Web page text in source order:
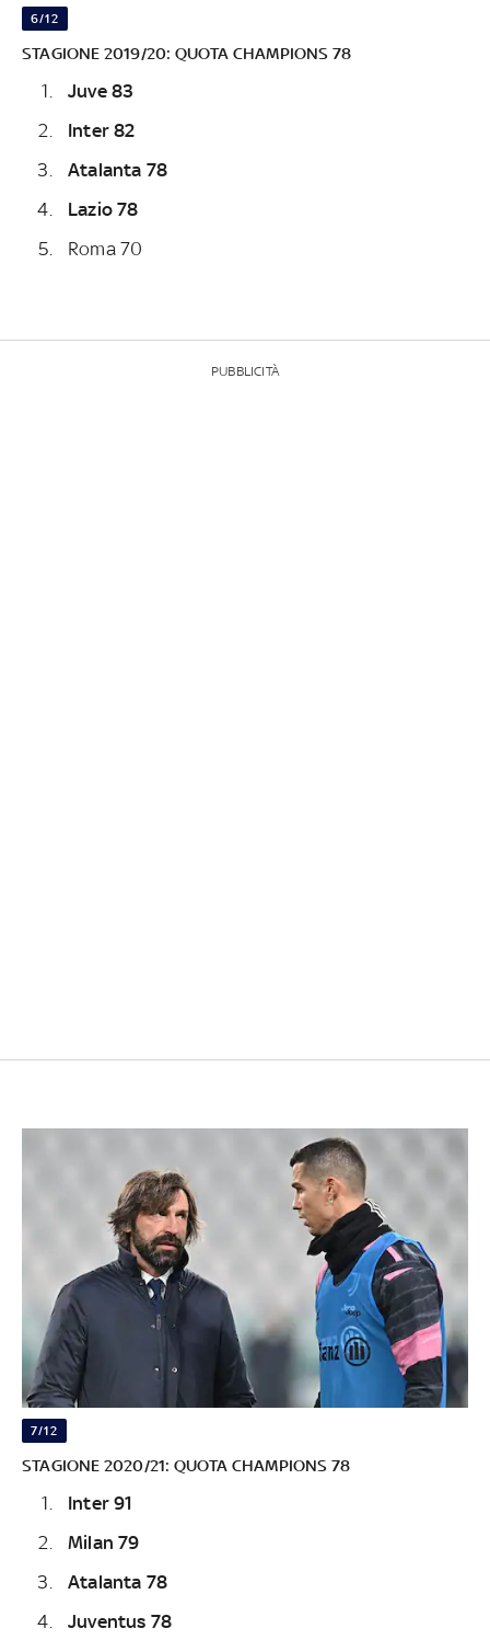
6/12
STAGIONE 2019/20: QUOTA CHAMPIONS 78
Juve 83
Inter 82
Atalanta 78
Lazio 78
Roma 70
PUBBLICITÀ
7/12
STAGIONE 2020/21: QUOTA CHAMPIONS 78
Inter 91
Milan 79
Atalanta 78
Juventus 78